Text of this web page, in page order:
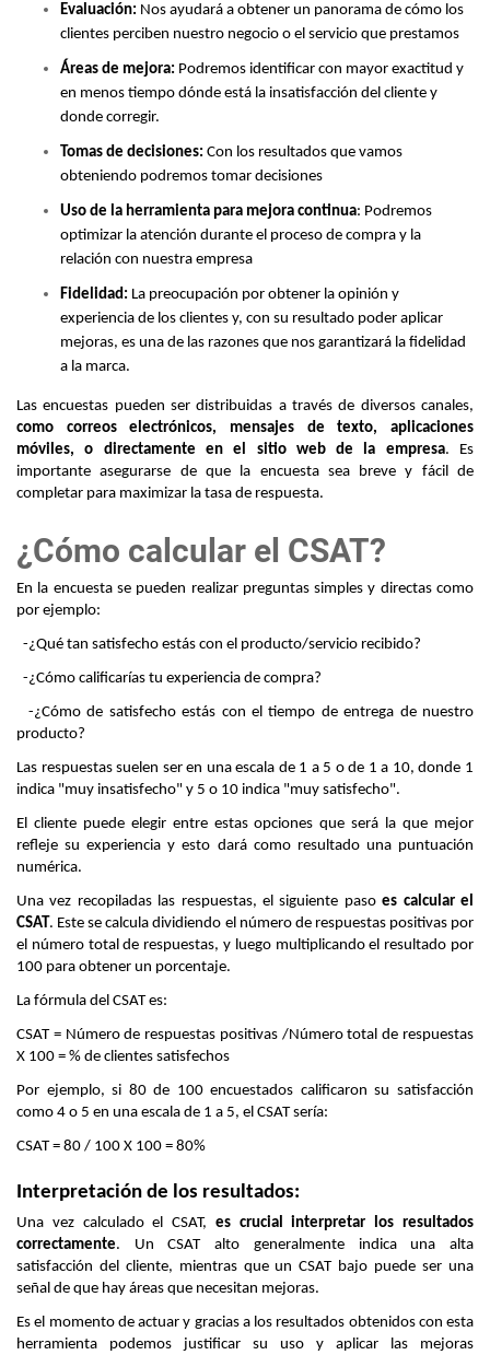
Evaluación: Nos ayudará a obtener un panorama de cómo los
clientes perciben nuestro negocio o el servicio que prestamos
Áreas de mejora: Podremos identificar con mayor exactitud y
en menos tiempo dónde está la insatisfacción del cliente y
donde corregir.
Tomas de decisiones: Con los resultados que vamos
obteniendo podremos tomar decisiones
Uso de la herramienta para mejora continua: Podremos
optimizar la atención durante el proceso de compra y la
relación con nuestra empresa
Fidelidad: La preocupación por obtener la opinión y
experiencia de los clientes y, con su resultado poder aplicar
mejoras, es una de las razones que nos garantizará la fidelidad
a la marca.
Las encuestas pueden ser distribuidas a través de diversos canales,
como correos electrónicos, mensajes de texto, aplicaciones
móviles, o directamente en el sitio web de la empresa. Es
importante asegurarse de que la encuesta sea breve y fácil de
completar para maximizar la tasa de respuesta.
¿Cómo calcular el CSAT?
En la encuesta se pueden realizar preguntas simples y directas como
por ejemplo:
-¿Qué tan satisfecho estás con el producto/servicio recibido?
-¿Cómo calificarías tu experiencia de compra?
-¿Cómo de satisfecho estás con el tiempo de entrega de nuestro
producto?
Las respuestas suelen ser en una escala de 1 a 5 o de 1 a 10, donde 1
indica "muy insatisfecho" y 5 o 10 indica "muy satisfecho".
El cliente puede elegir entre estas opciones que será la que mejor
refleje su experiencia y esto dará como resultado una puntuación
numérica.
Una vez recopiladas las respuestas, el siguiente paso es calcular el
CSAT . Este se calcula dividiendo el número de respuestas positivas por
el número total de respuestas, y luego multiplicando el resultado por
100 para obtener un porcentaje.
La fórmula del CSAT es:
CSAT = Número de respuestas positivas /Número total de respuestas
X 100 = % de clientes satisfechos
Por ejemplo, si 80 de 100 encuestados calificaron su satisfacción
como 4 o 5 en una escala de 1 a 5, el CSAT sería:
CSAT = 80 / 100 X 100 = 80%
Interpretación de los resultados:
Una vez calculado el CSAT, es crucial interpretar los resultados
correctamente. Un CSAT alto generalmente indica una alta
satisfacción del cliente, mientras que un CSAT bajo puede ser una
señal de que hay áreas que necesitan mejoras.
Es el momento de actuar y gracias a los resultados obtenidos con esta
herramienta podemos justificar su uso y aplicar las mejoras